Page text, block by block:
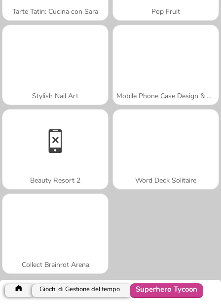
Tarte Tatin: Cucina con Sara Pop Fruit
Stylish Nail Art Mobile Phone Case Design & DIY
Beauty Resort 2 Word Deck Solitaire
Collect Brainrot Arena
Giochi di Gestione del tempo Superhero Tycoon